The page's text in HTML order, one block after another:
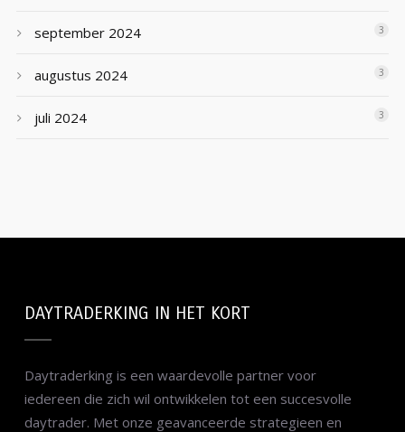
september 2024 3
augustus 2024 3
juli 2024 3
DAYTRADERKING IN HET KORT
Daytraderking is een waardevolle partner voor
iedereen die zich wil ontwikkelen tot een succesvolle
daytrader. Met onze geavanceerde strategieen en